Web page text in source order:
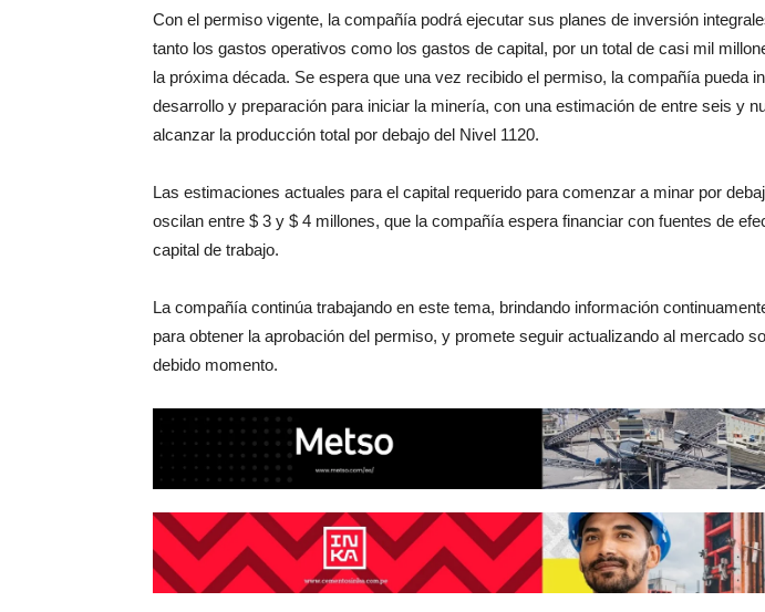
Con el permiso vigente, la compañía podrá ejecutar sus planes de inversión
tanto los gastos operativos como los gastos de capital, por un total de casi mil
la próxima década. Se espera que una vez recibido el permiso, la compañía pueda
desarrollo y preparación para iniciar la minería, con una estimación de entre seis y
alcanzar la producción total por debajo del Nivel 1120.
Las estimaciones actuales para el capital requerido para comenzar a minar por
oscilan entre $ 3 y $ 4 millones, que la compañía espera financiar con fuentes de
capital de trabajo.
La compañía continúa trabajando en este tema, brindando información
para obtener la aprobación del permiso, y promete seguir actualizando al mercado
debido momento.